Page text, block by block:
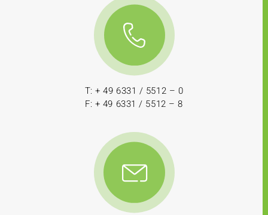
T: + 49 6331 / 5512 – 0
F: + 49 6331 / 5512 – 8